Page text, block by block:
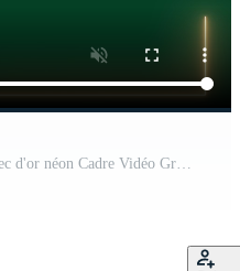
élégant vert mandala Contexte avec d'or néon Cadre Vidéo Gratuite